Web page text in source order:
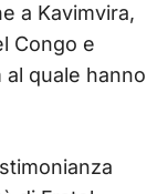
a Kavimvira,
Congo e
al quale hanno